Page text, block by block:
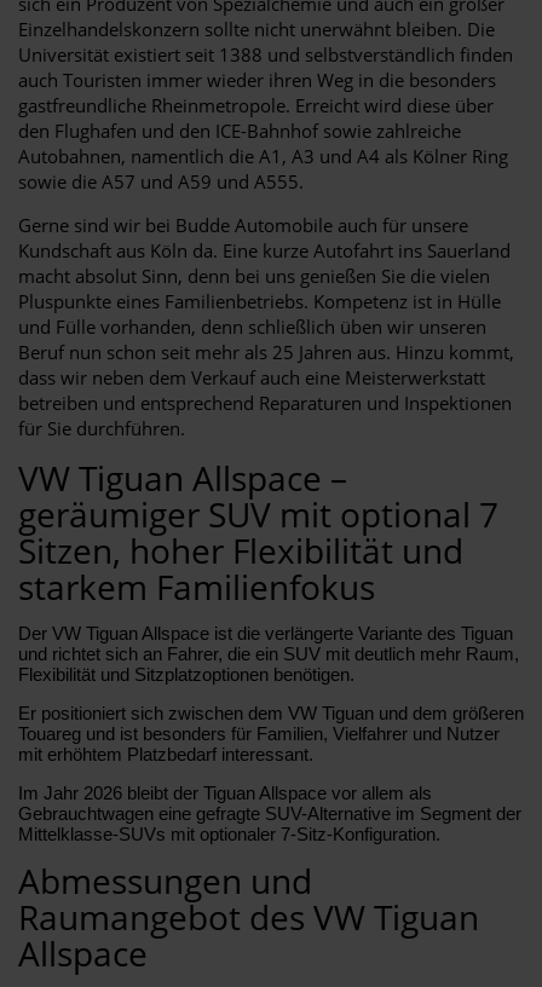
Einzelhandelskonzern sollte nicht unerwähnt bleiben. Die
Universität existiert seit 1388 und selbstverständlich finden
auch Touristen immer wieder ihren Weg in die besonders
gastfreundliche Rheinmetropole. Erreicht wird diese über
den Flughafen und den ICE-Bahnhof sowie zahlreiche
Autobahnen, namentlich die A1, A3 und A4 als Kölner Ring
sowie die A57 und A59 und A555.
Gerne sind wir bei Budde Automobile auch für unsere
Kundschaft aus Köln da. Eine kurze Autofahrt ins Sauerland
macht absolut Sinn, denn bei uns genießen Sie die vielen
Pluspunkte eines Familienbetriebs. Kompetenz ist in Hülle
und Fülle vorhanden, denn schließlich üben wir unseren
Beruf nun schon seit mehr als 25 Jahren aus. Hinzu kommt,
dass wir neben dem Verkauf auch eine Meisterwerkstatt
betreiben und entsprechend Reparaturen und Inspektionen
für Sie durchführen.
VW Tiguan Allspace –
geräumiger SUV mit optional 7
Sitzen, hoher Flexibilität und
starkem Familienfokus
Der VW Tiguan Allspace ist die verlängerte Variante des Tiguan
und richtet sich an Fahrer, die ein SUV mit deutlich mehr Raum,
Flexibilität und Sitzplatzoptionen benötigen.
Er positioniert sich zwischen dem VW Tiguan und dem größeren
Touareg und ist besonders für Familien, Vielfahrer und Nutzer
mit erhöhtem Platzbedarf interessant.
Im Jahr 2026 bleibt der Tiguan Allspace vor allem als
Gebrauchtwagen eine gefragte SUV-Alternative im Segment der
Mittelklasse-SUVs mit optionaler 7-Sitz-Konfiguration.
Abmessungen und
Raumangebot des VW Tiguan
Allspace